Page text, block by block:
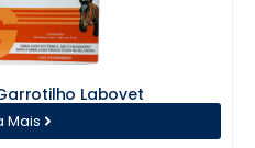
Mais
Labovet